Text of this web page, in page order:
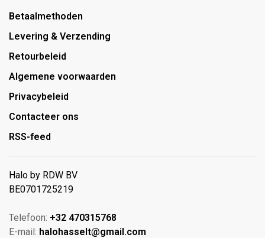
Betaalmethoden
Levering & Verzending
Retourbeleid
Algemene voorwaarden
Privacybeleid
Contacteer ons
RSS-feed
Halo by RDW BV
BE0701725219
Telefoon: +32 470315768
E-mail: halohasselt@gmail.com